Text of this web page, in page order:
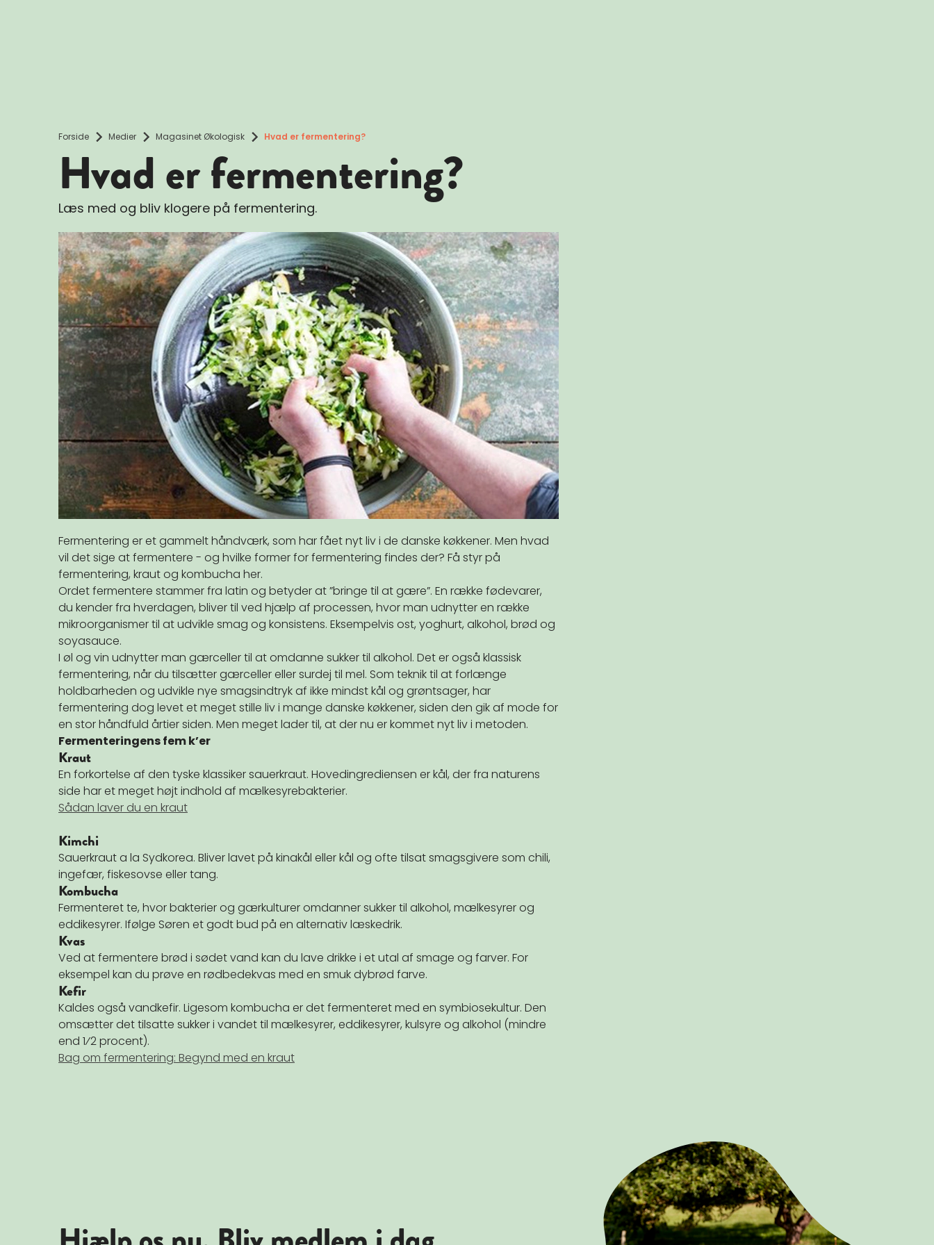
Forside Medier Magasinet Økologisk Hvad er fermentering?
Hvad er fermentering?
Læs med og bliv klogere på fermentering.
Fermentering er et gammelt håndværk, som har fået nyt liv i de danske køkkener. Men hvad
vil det sige at fermentere - og hvilke former for fermentering findes der? Få styr på
fermentering, kraut og kombucha her.
Ordet fermentere stammer fra latin og betyder at ”bringe til at gære”. En række fødevarer,
du kender fra hverdagen, bliver til ved hjælp af processen, hvor man udnytter en række
mikroorganismer til at udvikle smag og konsistens. Eksempelvis ost, yoghurt, alkohol, brød og
soyasauce.
I øl og vin udnytter man gærceller til at omdanne sukker til alkohol. Det er også klassisk
fermentering, når du tilsætter gærceller eller surdej til mel. Som teknik til at forlænge
holdbarheden og udvikle nye smagsindtryk af ikke mindst kål og grøntsager, har
fermentering dog levet et meget stille liv i mange danske køkkener, siden den gik af mode for
en stor håndfuld årtier siden. Men meget lader til, at der nu er kommet nyt liv i metoden.
Fermenteringens fem k’er
Kraut
En forkortelse af den tyske klassiker sauerkraut. Hovedingrediensen er kål, der fra naturens
side har et meget højt indhold af mælkesyrebakterier.
Sådan laver du en kraut
Kimchi
Sauerkraut a la Sydkorea. Bliver lavet på kinakål eller kål og ofte tilsat smagsgivere som chili,
ingefær, fiskesovse eller tang.
Kombucha
Fermenteret te, hvor bakterier og gærkulturer omdanner sukker til alkohol, mælkesyrer og
eddikesyrer. Ifølge Søren et godt bud på en alternativ læskedrik.
Kvas
Ved at fermentere brød i sødet vand kan du lave drikke i et utal af smage og farver. For
eksempel kan du prøve en rødbedekvas med en smuk dybrød farve.
Kefir
Kaldes også vandkefir. Ligesom kombucha er det fermenteret med en symbiosekultur. Den
omsætter det tilsatte sukker i vandet til mælkesyrer, eddikesyrer, kulsyre og alkohol (mindre
end 1⁄2 procent).
Bag om fermentering: Begynd med en kraut